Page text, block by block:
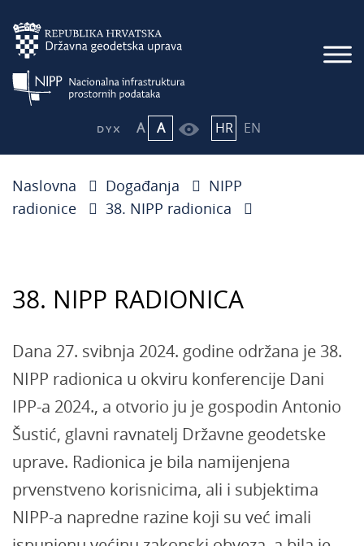
A A HR EN
Naslovna Događanja
NIPP
radionice
38. NIPP radionica
38. NIPP RADIONICA
Dana 27. svibnja 2024. godine održana je 38.
NIPP radionica u okviru konferencije Dani
IPP-a 2024., a otvorio ju je gospodin Antonio
Šustić, glavni ravnatelj Državne geodetske
uprave. Radionica je bila namijenjena
prvenstveno korisnicima, ali i subjektima
NIPP-a napredne razine koji su već imali